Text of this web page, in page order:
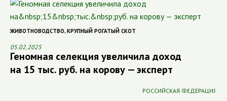
ЖИВОТНОВОДСТВО, КРУПНЫЙ РОГАТЫЙ СКОТ
05.02.2025
Геномная селекция увеличила доход
на 15 тыс. руб. на корову — эксперт
РОССИЙСКАЯ ФЕДЕРАЦИЯ